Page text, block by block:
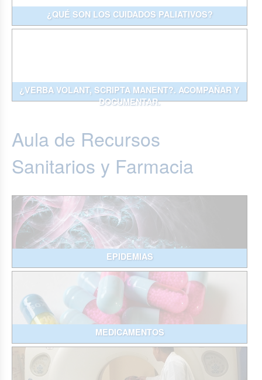
¿QUÉ SON LOS CUIDADOS PALIATIVOS?
¿VERBA VOLANT, SCRIPTA MANENT?. ACOMPAÑAR Y
DOCUMENTAR.
Aula de Recursos
Sanitarios y Farmacia
EPIDEMIAS
MEDICAMENTOS